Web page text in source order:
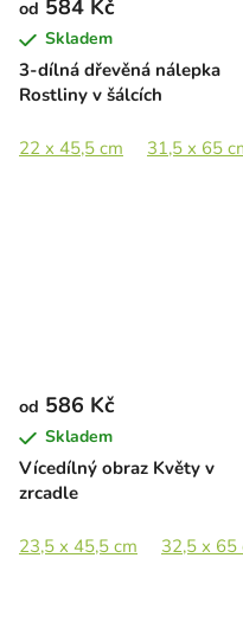
3-dílná dřevěná nálepka
Rostliny v šálcích
od 584 Kč
Skladem
22 x 45,5 cm 31,5 x 65
Vícedílný obraz Květy v
zrcadle
od 586 Kč
Skladem
23,5 x 45,5 cm 32,5 x 65